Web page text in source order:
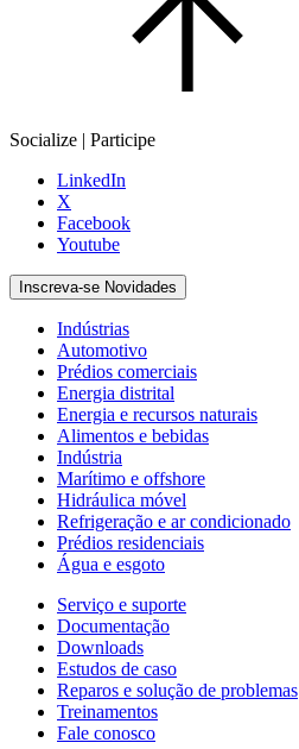
Socialize | Participe
LinkedIn
X
Facebook
Youtube
Inscreva-se Novidades
Indústrias
Automotivo
Prédios comerciais
Energia distrital
Energia e recursos naturais
Alimentos e bebidas
Indústria
Marítimo e offshore
Hidráulica móvel
Refrigeração e ar condicionado
Prédios residenciais
Água e esgoto
Serviço e suporte
Documentação
Downloads
Estudos de caso
Reparos e solução de problemas
Treinamentos
Fale conosco